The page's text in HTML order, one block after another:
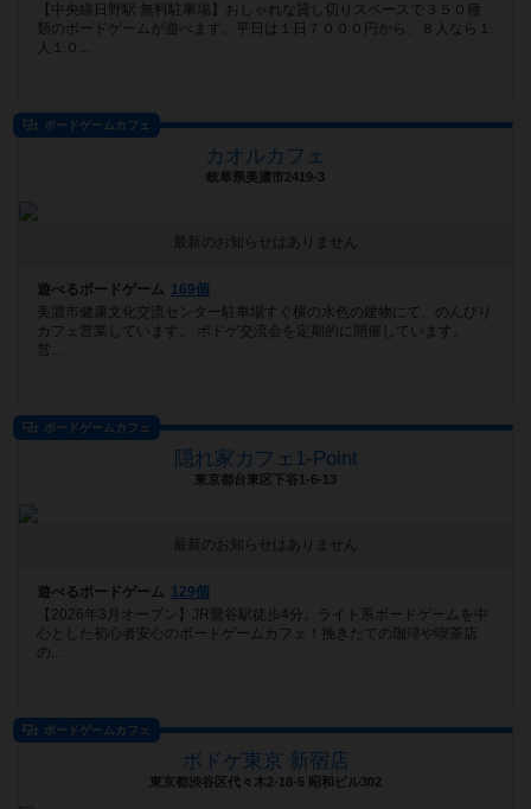
【中央線日野駅 無料駐車場】おしゃれな貸し切りスペースで３５０種
類のボードゲームが遊べます。平日は１日７０００円から、８人なら１
人１０...
ボードゲームカフェ
カオルカフェ
岐阜県美濃市2419-3
最新のお知らせはありません
遊べるボードゲーム 169個
美濃市健康文化交流センター駐車場すぐ横の水色の建物にて、のんびり
カフェ営業しています。 ボドゲ交流会を定期的に開催しています。
営...
ボードゲームカフェ
隠れ家カフェ1-Point
東京都台東区下谷1-6-13
最新のお知らせはありません
遊べるボードゲーム 129個
【2026年3月オープン】JR鶯谷駅徒歩4分。ライト系ボードゲームを中
心とした初心者安心のボードゲームカフェ！挽きたての珈琲や喫茶店
の...
ボードゲームカフェ
ボドゲ東京 新宿店
東京都渋谷区代々木2-18-5 昭和ビル302